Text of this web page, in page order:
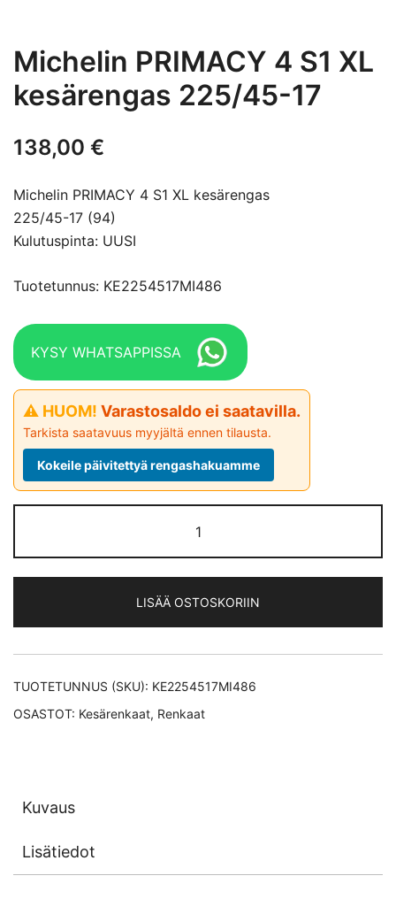
Michelin PRIMACY 4 S1 XL
kesärengas 225/45-17
138,00 €
Michelin PRIMACY 4 S1 XL kesärengas
225/45-17 (94)
Kulutuspinta: UUSI
Tuotetunnus: KE2254517MI486
KYSY WHATSAPPISSA
⚠ HUOM! Varastosaldo ei saatavilla.
Tarkista saatavuus myyjältä ennen tilausta.
Kokeile päivitettyä rengashakuamme
PRIMACY
4
XL
kesärengas
225/45-
17
LISÄÄ OSTOSKORIIN
TUOTETUNNUS (SKU): KE2254517MI486
OSASTOT: Kesärenkaat, Renkaat
Kuvaus
Lisätiedot